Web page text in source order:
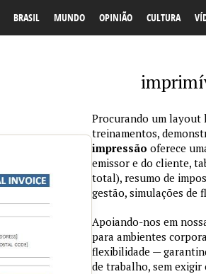
BRASIL MUNDO OPINIÃO CULTURA
Procurando um layout
treinamentos,
impressão oferece
emissor e do cliente,
total), resumo de
gestão, simulações
Apoiando-nos em
para ambientes
flexibilidade —
de trabalho, sem exigir